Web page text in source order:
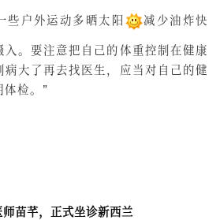
些户外运动多晒太阳 减少油炸快
入。要注意把自己的体重控制在健康
病大了再去找医生，应当对自己的健
体检。”
苗芊，正式坐诊新西兰